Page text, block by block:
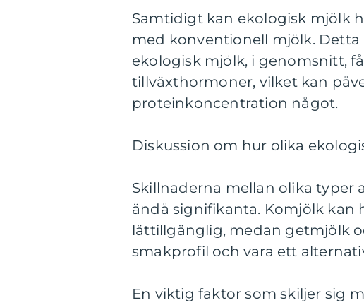
Samtidigt kan ekologisk mjölk
med konventionell mjölk.
ekologisk mjölk, i genomsnitt,
tillväxthormoner, vilket kan
proteinkoncentration något.
Diskussion om hur olika
Skillnaderna mellan olika typer
ändå signifikanta. Komjölk kan
lättillgänglig, medan getmjölk
smakprofil och vara ett
En viktig faktor som skiljer sig